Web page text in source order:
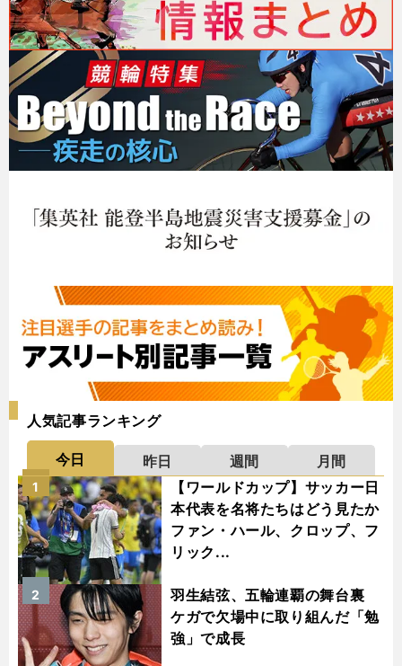
人気記事ランキング
今日 昨日 週間
月間
【ワールドカップ】サッカー日
本代表を名将たちはどう見たか
ファン・ハール、クロップ、フ
リック...
1
羽生結弦、五輪連覇の舞台裏
ケガで欠場中に取り組んだ「勉
強」で成長
2